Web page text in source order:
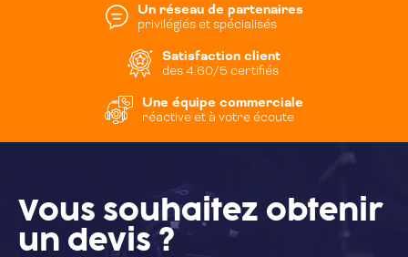
Un réseau de partenaires
privilégiés et spécialisés
Satisfaction client
des 4.60/5 certifiés
Une équipe commerciale
réactive et à votre écoute
Vous souhaitez obtenir
un devis ?